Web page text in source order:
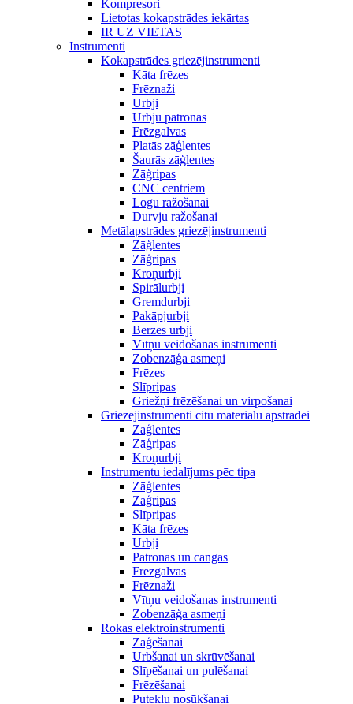
Kompresori
Lietotas kokapstrādes iekārtas
IR UZ VIETAS
Instrumenti
Kokapstrādes griezējinstrumenti
Kāta frēzes
Frēznaži
Urbji
Urbju patronas
Frēzgalvas
Platās zāģlentes
Šaurās zāģlentes
Zāģripas
CNC centriem
Logu ražošanai
Durvju ražošanai
Metālapstrādes griezējinstrumenti
Zāģlentes
Zāģripas
Kroņurbji
Spirālurbji
Gremdurbji
Pakāpjurbji
Berzes urbji
Vītņu veidošanas instrumenti
Zobenzāģa asmeņi
Frēzes
Slīpripas
Griežņi frēzēšanai un virpošanai
Griezējinstrumenti citu materiālu apstrādei
Zāģlentes
Zāģripas
Kroņurbji
Instrumentu iedalījums pēc tipa
Zāģlentes
Zāģripas
Slīpripas
Kāta frēzes
Urbji
Patronas un cangas
Frēzgalvas
Frēznaži
Vītņu veidošanas instrumenti
Zobenzāģa asmeņi
Rokas elektroinstrumenti
Zāģēšanai
Urbšanai un skrūvēšanai
Slīpēšanai un pulēšanai
Frēzēšanai
Putekļu nosūkšanai